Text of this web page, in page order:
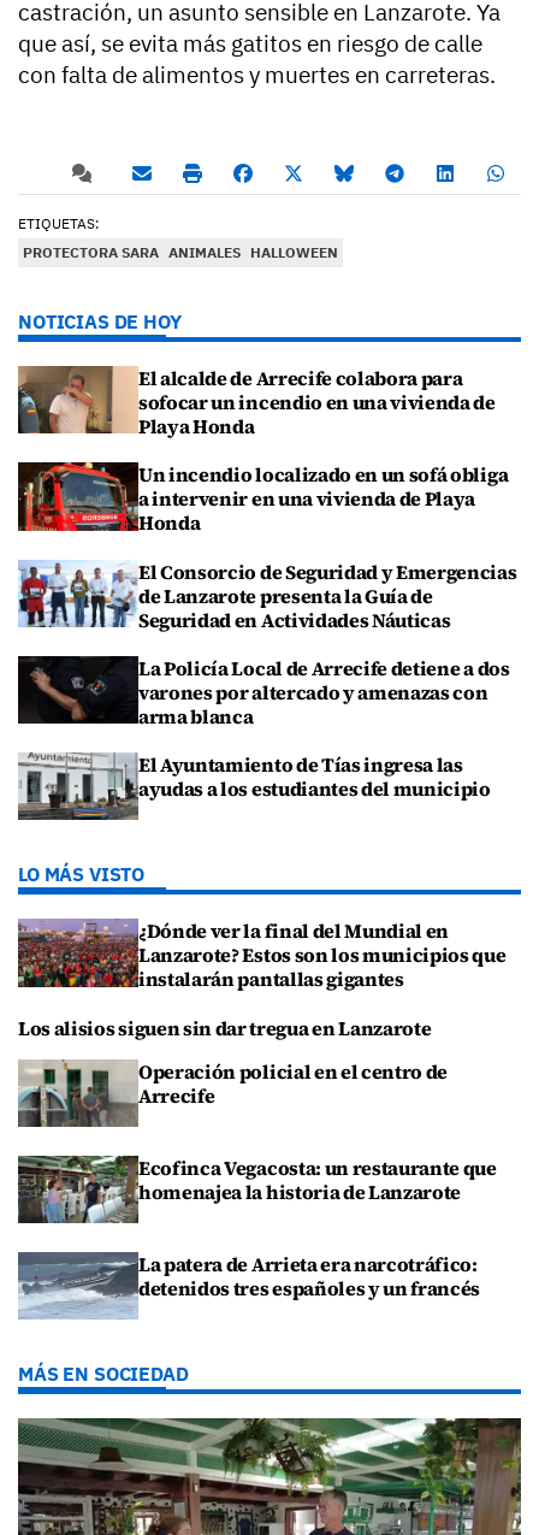
castración, un asunto sensible en Lanzarote. Ya
que así, se evita más gatitos en riesgo de calle
con falta de alimentos y muertes en carreteras.
ETIQUETAS:
PROTECTORA SARA ANIMALES HALLOWEEN
NOTICIAS DE HOY
El alcalde de Arrecife colabora para
sofocar un incendio en una vivienda de
Playa Honda
Un incendio localizado en un sofá obliga
a intervenir en una vivienda de Playa
Honda
El Consorcio de Seguridad y Emergencias
de Lanzarote presenta la Guía de
Seguridad en Actividades Náuticas
La Policía Local de Arrecife detiene a dos
varones por altercado y amenazas con
arma blanca
El Ayuntamiento de Tías ingresa las
ayudas a los estudiantes del municipio
LO MÁS VISTO
¿Dónde ver la final del Mundial en
Lanzarote? Estos son los municipios que
instalarán pantallas gigantes
Los alisios siguen sin dar tregua en Lanzarote
Operación policial en el centro de
Arrecife
Ecofinca Vegacosta: un restaurante que
homenajea la historia de Lanzarote
La patera de Arrieta era narcotráfico:
detenidos tres españoles y un francés
MÁS EN SOCIEDAD